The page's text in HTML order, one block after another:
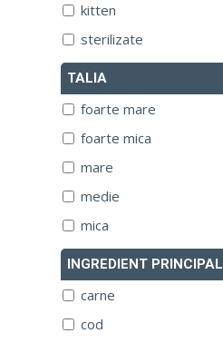
kitten
sterilizate
INGREDIENT PRINCIPAL
carne
cod
TALIA
foarte mare
foarte mica
mare
medie
mica